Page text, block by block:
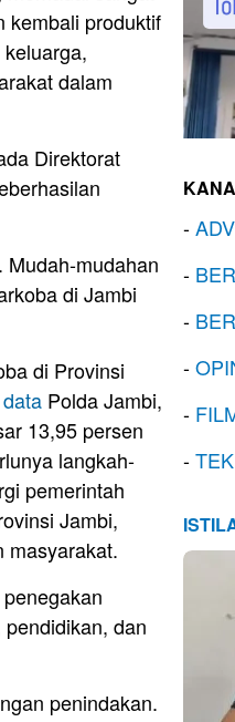
kembali produktif
dalam
Direktorat
Mudah-mudahan
di Jambi
di Provinsi
data Polda Jambi,
13,95 persen
langkah-
pemerintah
Jambi,
masyarakat.
dan
penindakan.
-
-
-
-
-
-